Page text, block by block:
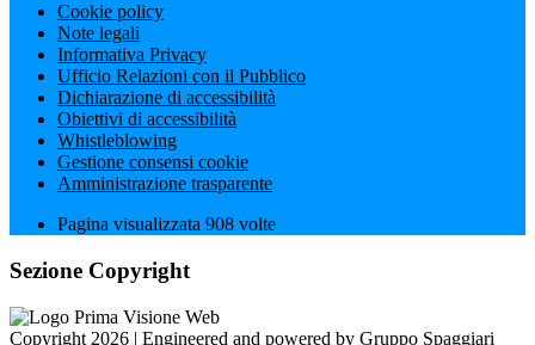
Cookie policy
Note legali
Informativa Privacy
Ufficio Relazioni con il Pubblico
Dichiarazione di accessibilità
Obiettivi di accessibilità
Whistleblowing
Gestione consensi cookie
Amministrazione trasparente
Pagina visualizzata 908 volte
Sezione Copyright
Copyright 2026 | Engineered and powered by Gruppo Spaggiari